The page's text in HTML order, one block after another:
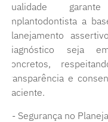
qualidade
implantodontista a
planejamento
diagnóstico seja
concretos,
transparência e
paciente.
2- Segurança no